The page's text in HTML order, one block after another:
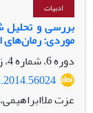
ادبیات
بررسی و تحلیل
موردی: رمان‌های
دوره 6، شماره 4، زمستان 1393، صفحه
عزت